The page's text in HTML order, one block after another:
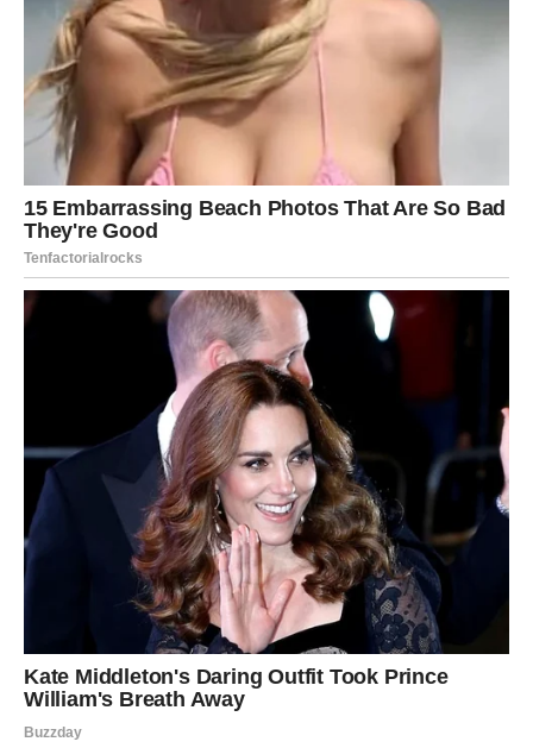
privlačan. On voli pažnju i voli da se oseća cenjeno.
U ljubavi je velikodušan i strastven. Kada voli, voli snažno
i često se trudi da partnerki pokaže koliko mu znači.
Lav je muškarac koji voli da bude vođa, ali isto tako
očekuje poštovanje i divljenje od osobe koju voli.
Devica – Muškarac koji analizira
sve
Muškarac Devica je inteligentan, odgovoran i veoma
analitičan. On obraća pažnju na detalje i često razmišlja
nekoliko koraka unapred.
U ljubavi je oprezan, jer ne voli površne odnose. Kada
odluči da nekome veruje, njegova odanost može biti
veoma snažna.
Devica je partner koji pruža stabilnost, podršku i
praktičnu pomoć u svakodnevnom životu.
Vaga – Muškarac koji voli